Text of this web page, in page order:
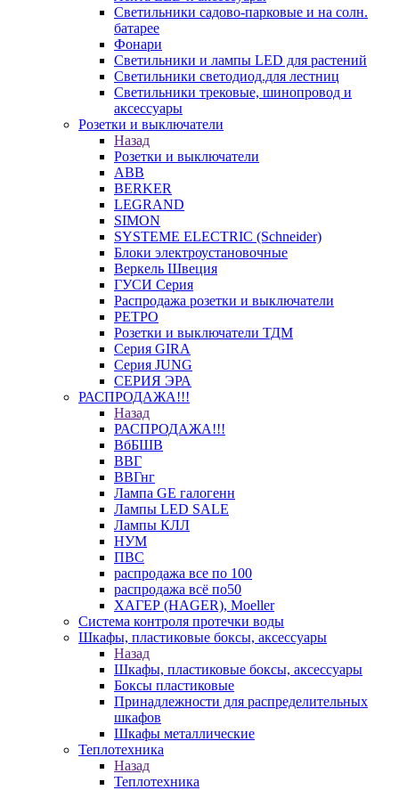
Светильники садово-парковые и на солн.
батарее
Фонари
Светильники и лампы LED для растений
Светильники светодиод.для лестниц
Светильники трековые, шинопровод и
аксессуары
Розетки и выключатели
Назад
Розетки и выключатели
ABB
BERKER
LEGRAND
SIMON
SYSTEME ELECTRIC (Schneider)
Блоки электроустановочные
Веркель Швеция
ГУСИ Серия
Распродажа розетки и выключатели
РЕТРО
Розетки и выключатели ТДМ
Серия GIRA
Серия JUNG
СЕРИЯ ЭРА
РАСПРОДАЖА!!!
Назад
РАСПРОДАЖА!!!
ВбБШВ
ВВГ
ВВГнг
Лампа GE галогенн
Лампы LED SALE
Лампы КЛЛ
НУМ
ПВС
распродажа все по 100
распродажа всё по50
ХАГЕР (HAGER), Moeller
Система контроля протечки воды
Шкафы, пластиковые боксы, аксессуары
Назад
Шкафы, пластиковые боксы, аксессуары
Боксы пластиковые
Принадлежности для распределительных
шкафов
Шкафы металлические
Теплотехника
Назад
Теплотехника